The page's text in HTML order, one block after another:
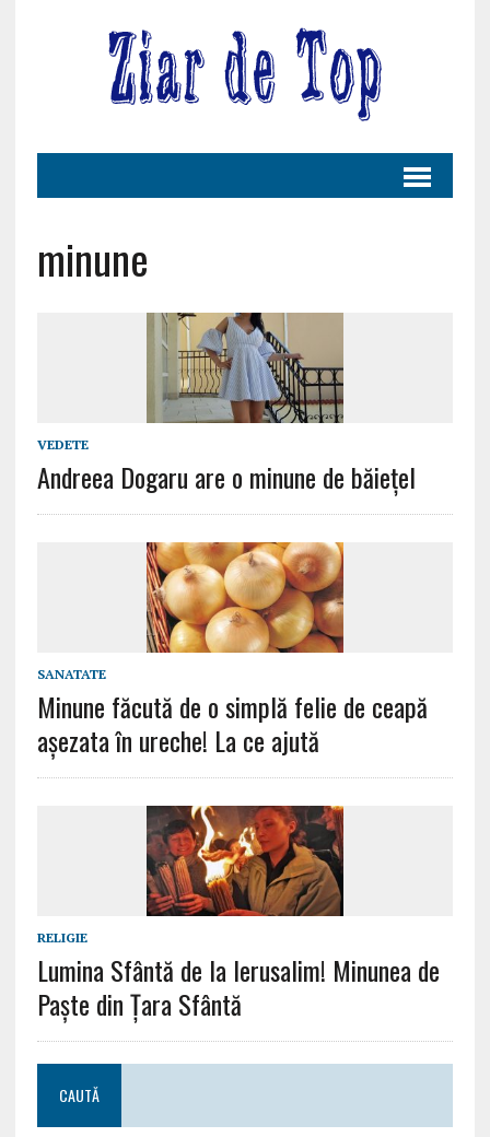
minune
VEDETE
Andreea Dogaru are o minune de băiețel
SANATATE
Minune făcută de o simplă felie de ceapă
așezata în ureche! La ce ajută
RELIGIE
Lumina Sfântă de la Ierusalim! Minunea de
Paște din Țara Sfântă
CAUTĂ